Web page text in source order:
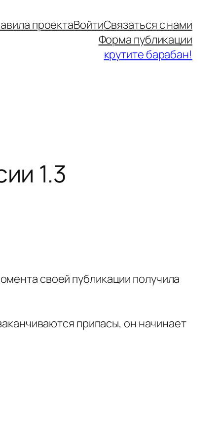
проектаВойтиСвязаться с нами
Форма публикации
крутите барабан!
1.3
своей публикации получила
припасы, он начинает